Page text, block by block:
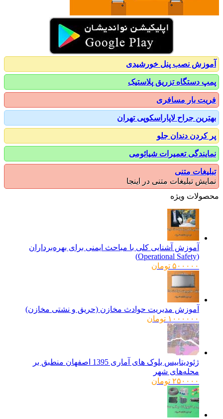
نصب پنل خورشیدی
دستگاه تزریق پلاستیک
بار مسافری
جراح لاپاراسکوپی تهران
دندان جلو
تعمیرات شیائومی
متنی
تبلیغات متنی در اینجا
ویژه
آموزش آشنایی کلی با مباحث ایمنی برای بهره‌برداران
۵۰۰۰۰۰ تومان
آموزش مدیریت حوادث مخازن (حریق و نشتی مخازن)
۱۰۰۰۰۰۰ تومان
ژئودیتابیس بلوک های آماری 1395 اصفهان منطبق بر
محله‌های شهر
۲۵۰۰۰۰ تومان